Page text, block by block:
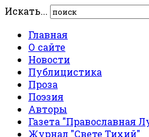
Искать...
Главная
О сайте
Новости
Публицистика
Проза
Поэзия
Авторы
Газета "Православная
Журнал "Свете Тихий"